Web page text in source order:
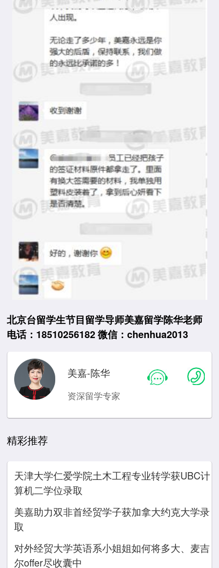
北京台留学生节目留学导师美嘉留学陈华老师
电话：18510256182 微信：chenhua2013
美嘉-陈华
资深留学专家
精彩推荐
天津大学仁爱学院土木工程专业转学获UBC计
算机二学位录取
美嘉助力双非首经贸学子获加拿大约克大学录
取
对外经贸大学英语系小姐姐如何将多大、麦吉
尔offer尽收囊中